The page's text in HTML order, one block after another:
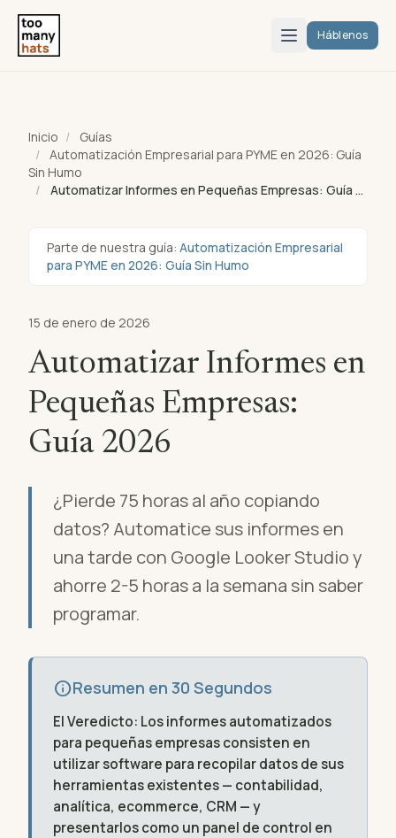
Háblenos
Inicio
Guías
Automatización Empresarial para PYME en 2026: Guía
Sin Humo
Automatizar Informes en Pequeñas Empresas: Guía …
Parte de nuestra guía: Automatización Empresarial
para PYME en 2026: Guía Sin Humo
15 de enero de 2026
Automatizar Informes en
Pequeñas Empresas:
Guía 2026
¿Pierde 75 horas al año copiando
datos? Automatice sus informes en
una tarde con Google Looker Studio y
ahorre 2-5 horas a la semana sin saber
programar.
infoResumen en 30 Segundos
El Veredicto: Los informes automatizados
para pequeñas empresas consisten en
utilizar software para recopilar datos de sus
herramientas existentes — contabilidad,
analítica, ecommerce, CRM — y
presentarlos como un panel de control en